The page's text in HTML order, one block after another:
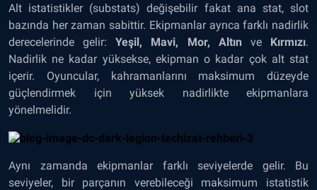
Alt istatistikler (substats) değişebilir fakat ana stat, slot
bazında her zaman sabittir. Ekipmanlar ayrıca farklı nadirlik
derecelerinde gelir:Yeşil, Mavi, Mor, Altın ve Kırmızı.
Nadirlik ne kadar yüksekse, ekipman o kadar çok alt stat
içerir. Oyuncular, kahramanlarını maksimum düzeyde
güçlendirmek için yüksek nadirlikte ekipmanlara
yönelmelidir.
Aynı zamanda ekipmanlar farklı seviyelerde gelir. Bu
seviyeler, bir parçanın verebileceği maksimum istatistik